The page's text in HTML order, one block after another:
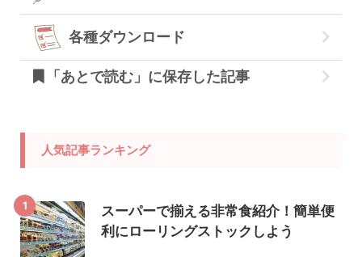
各種ダウンロード
「あとで読む」に保存した記事
人気記事ランキング
1
スーパーで揃える非常食紹介！簡単便
利にローリングストックしよう